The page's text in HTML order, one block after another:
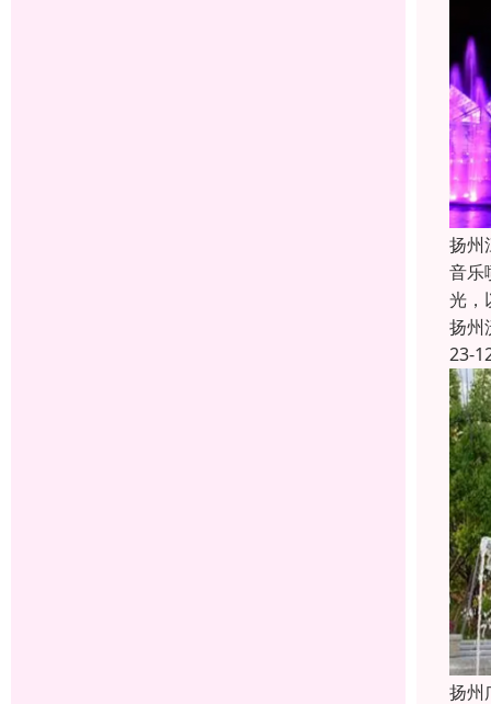
扬州
音乐
光，
扬州
23-
扬州